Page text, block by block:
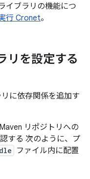
イブラリの機能につ
行 Cronet。
リを設定する
に依存関係を追加す
リポジトリへの
する 次のように、プ
ファイル内に配置